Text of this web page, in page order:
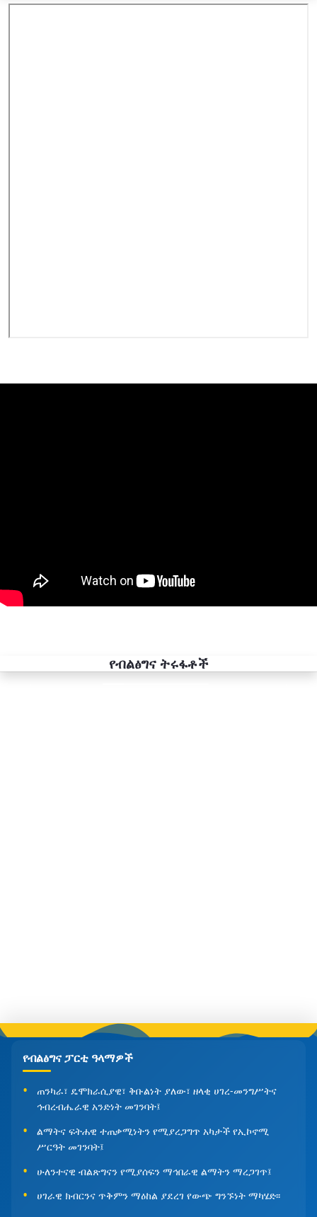
የብልፅግና ትሩፋቶች
የብልፅግና ፓርቲ ዓላማዎች
ጠንካራ፣ ዴሞክራሲያዊ፣ ቅቡልነት ያለው፣ ዘላቂ ሀገረ-መንግሥትና
ኅብረብሔራዊ አንድነት መገንባት፤
ልማትና ፍትሐዊ ተጠቃሚነትን የሚያረጋግጥ አካታች የኢኮኖሚ
ሥርዓት መገንባት፤
ሁለንተናዊ ብልጽግናን የሚያሰፍን ማኅበራዊ ልማትን ማረጋገጥ፤
ሀገራዊ ክብርንና ጥቅምን ማዕከል ያደረገ የውጭ ግንኙነት ማካሄድ፡፡